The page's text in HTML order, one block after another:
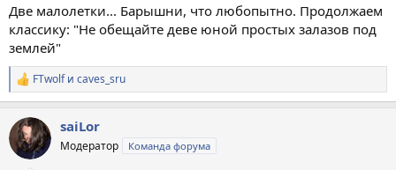
Две малолетки... Барышни, что любопытно. Продолжаем
классику: "Не обещайте деве юной простых залазов под
землей"
Р
е
к
ц
и
FTwolfи caves_sru
saiLor
Модератор Команда форума